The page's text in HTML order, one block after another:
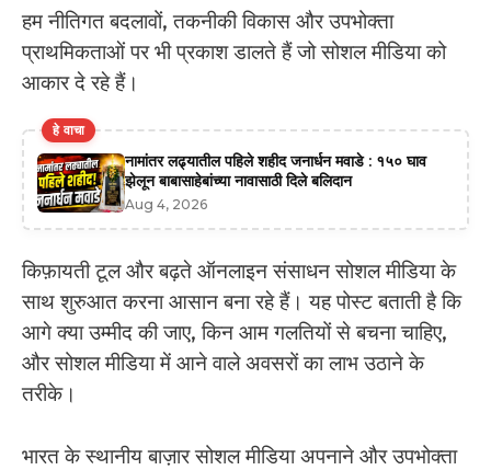
हम नीतिगत बदलावों, तकनीकी विकास और उपभोक्ता
प्राथमिकताओं पर भी प्रकाश डालते हैं जो सोशल मीडिया को
आकार दे रहे हैं।
हे वाचा
नामांतर लढ्यातील पहिले शहीद जनार्धन मवाडे : १५० घाव
झेलून बाबासाहेबांच्या नावासाठी दिले बलिदान
Aug 4, 2026
किफ़ायती टूल और बढ़ते ऑनलाइन संसाधन सोशल मीडिया के
साथ शुरुआत करना आसान बना रहे हैं। यह पोस्ट बताती है कि
आगे क्या उम्मीद की जाए, किन आम गलतियों से बचना चाहिए,
और सोशल मीडिया में आने वाले अवसरों का लाभ उठाने के
तरीके।
भारत के स्थानीय बाज़ार सोशल मीडिया अपनाने और उपभोक्ता